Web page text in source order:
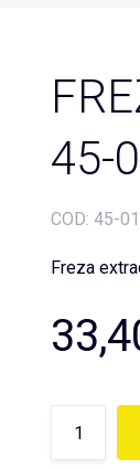
45-
COD: 45-
Freza